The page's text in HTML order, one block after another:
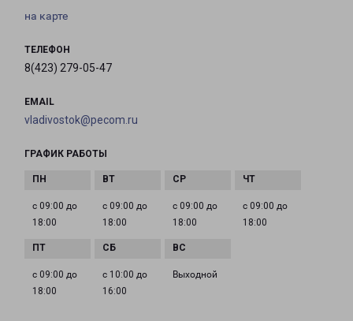
на карте
ТЕЛЕФОН
8(423) 279-05-47
EMAIL
vladivostok@pecom.ru
ГРАФИК РАБОТЫ
с 09:00 до
18:00
с 09:00 до
18:00
с 09:00 до
18:00
с 09:00 до
18:00
с 09:00 до
18:00
с 10:00 до
16:00
Выходной